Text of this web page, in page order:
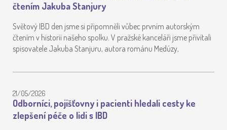
čtením Jakuba Stanjury
Světový IBD den jsme si připomněli vůbec prvním autorským
čtením v historii našeho spolku. V pražské kanceláři jsme přivítali
spisovatele Jakuba Stanjuru, autora románu Medúzy,
21/05/2026
Odborníci, pojišťovny i pacienti hledali cesty ke
zlepšení péče o lidi s IBD